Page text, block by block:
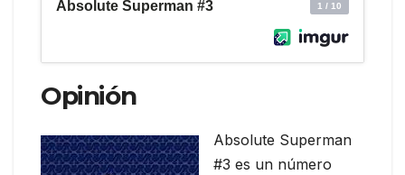
Opinión
Absolute Superman
#3 es un número